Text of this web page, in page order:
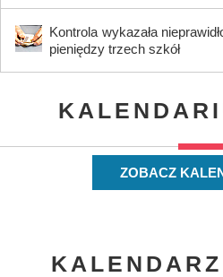
Kontrola wykazała
pieniędzy trzech szkół
ZOBACZ